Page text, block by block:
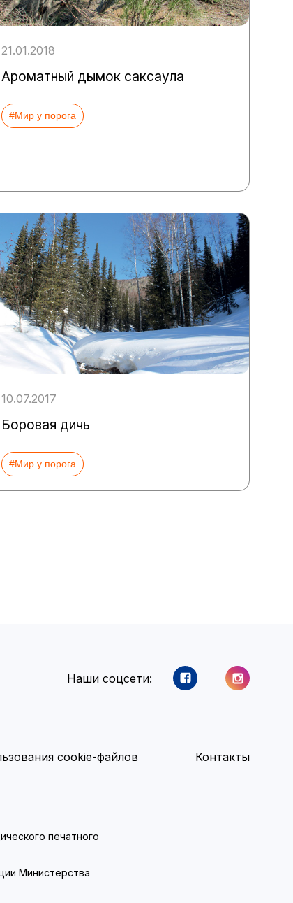
21.01.2018
Ароматный дымок саксаула
#Мир у порога
10.07.2017
Боровая дичь
#Мир у порога
Наши соцсети:
cookie-файлов Контакты
печатного
Министерства